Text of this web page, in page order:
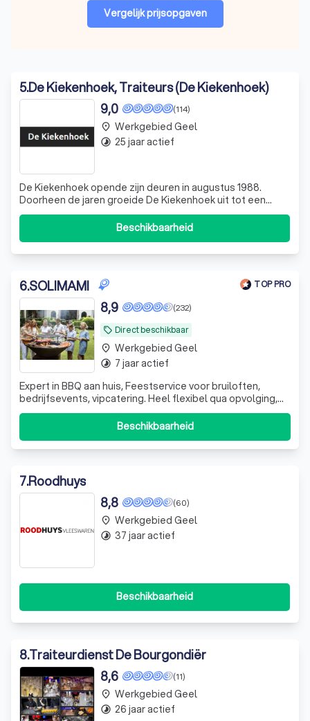
Vergelijk prijsopgaven
5.De Kiekenhoek, Traiteurs (De Kiekenhoek)
(114)
9,0
De Kiekenhoek opende zijn deuren in augustus 1988.
Doorheen de jaren groeide De Kiekenhoek uit tot een
heus begrip in de streek, met een uitgebreid assortiment
dat zelden is gezien. Wij stellen kwaliteit voorop en
ontvangen onze klanten graag met een glimlach. Een
Beschikbaarheid
place Werkgebied Geel
timelapse 25 jaar actief
6.SOLIMAMI TOP PRO
local_offer Direct beschikbaar
(232)
8,9
Expert in BBQ aan huis, Feestservice voor bruiloften,
bedrijfsevents, vipcatering. Heel flexibel qua opvolging,
steeds tevreden klanten
Beschikbaarheid
place Werkgebied Geel
timelapse 7 jaar actief
7.Roodhuys
(60)
8,8
Beschikbaarheid
place Werkgebied Geel
timelapse 37 jaar actief
8.Traiteurdienst De Bourgondiër
(11)
8,6
place Werkgebied Geel
timelapse 26 jaar actief